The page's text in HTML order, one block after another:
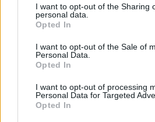
I want to opt-out of the Sharing
personal data.
Opted In
I want to opt-out of the Sale of
Personal Data.
Opted In
I want to opt-out of processing
Personal Data for Targeted
Opted In
junho 5, 2025
Ligação do
perspectivas